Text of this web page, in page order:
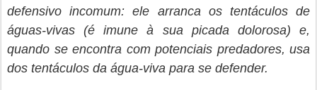
defensivo incomum: ele arranca os tentáculos de
águas-vivas (é imune à sua picada dolorosa) e,
quando se encontra com potenciais predadores, usa
dos tentáculos da água-viva para se defender.